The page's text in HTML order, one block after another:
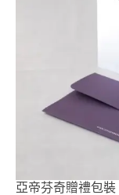
亞帝芬奇贈禮包裝